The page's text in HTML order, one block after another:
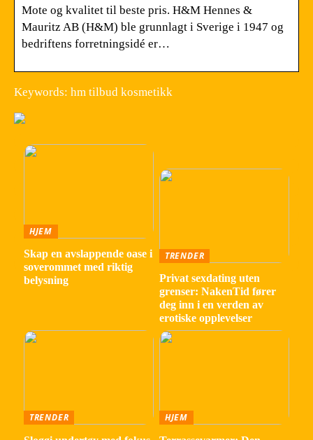
Mote og kvalitet til beste pris. H&M Hennes &
Mauritz AB (H&M) ble grunnlagt i Sverige i 1947 og
bedriftens forretningsidé er…
Keywords: hm tilbud kosmetikk
HJEM
Skap en avslappende oase i
soverommet med riktig
belysning
TRENDER
Privat sexdating uten
grenser: NakenTid fører
deg inn i en verden av
erotiske opplevelser
TRENDER
HJEM